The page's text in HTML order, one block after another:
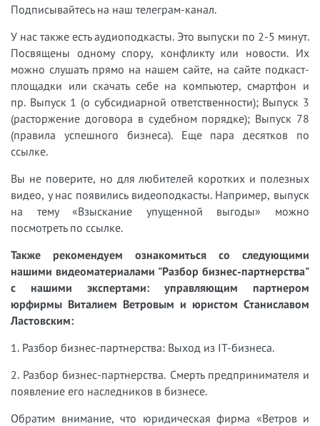
Подписывайтесь на наш телеграм-канал.
У нас также есть аудиоподкасты. Это выпуски по 2-5 минут.
Посвящены одному спору, конфликту или новости. Их
можно слушать прямо на нашем сайте, на сайте подкаст-
площадки или скачать себе на компьютер, смартфон и
пр. Выпуск 1 (о субсидиарной ответственности); Выпуск 3
(расторжение договора в судебном порядке); Выпуск 78
(правила успешного бизнеса). Еще пара десятков по
ссылке.
Вы не поверите, но для любителей коротких и полезных
видео, у нас появились видеоподкасты. Например, выпуск
на тему «Взыскание упущенной выгоды» можно
посмотреть по ссылке.
Также рекомендуем ознакомиться со следующими
нашими видеоматериалами "Разбор бизнес-партнерства"
с нашими экспертами: управляющим партнером
юрфирмы Виталием Ветровым и юристом Станиславом
Ластовским:
1. Разбор бизнес-партнерства: Выход из IT-бизнеса.
2. Разбор бизнес-партнерства. Смерть предпринимателя и
появление его наследников в бизнесе.
Обратим внимание, что юридическая фирма «Ветров и